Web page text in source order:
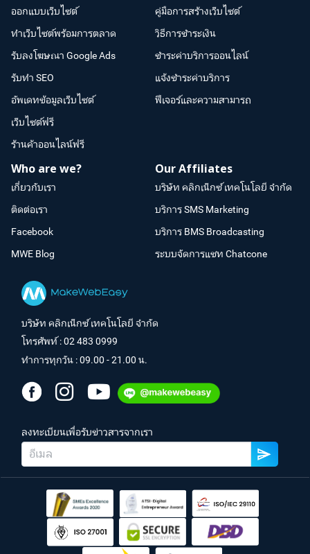
ออกแบบเว็บไซต์
ทำเว็บไซต์พร้อมการตลาด
รับลงโฆษณา Google Ads
รับทำ SEO
อัพเดทข้อมูลเว็บไซต์
เว็บไซต์ฟรี
ร้านค้าออนไลน์ฟรี
คู่มือการสร้างเว็บไซต์
วิธีการชำระเงิน
ชำระค่าบริการออนไลน์
แจ้งชำระค่าบริการ
ฟีเจอร์และความสามารถ
Who are we?
เกี่ยวกับเรา
ติดต่อเรา
Facebook
MWE Blog
Our Affiliates
บริษัท คลิกเน็กซ์ เทคโนโลยี จำกัด
บริการ SMS Marketing
บริการ BMS Broadcasting
ระบบจัดการแชท Chatcone
บริษัท คลิกเน็กซ์ เทคโนโลยี จำกัด
โทรศัพท์ :02 483 0999
ทำการทุกวัน : 09.00 - 21.00 น.
ลงทะเบียนเพื่อรับข่าวสารจากเรา